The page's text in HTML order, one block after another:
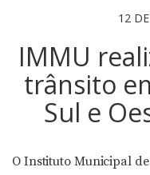
12
IMMU
trânsito
Sul e
O Instituto Municipal